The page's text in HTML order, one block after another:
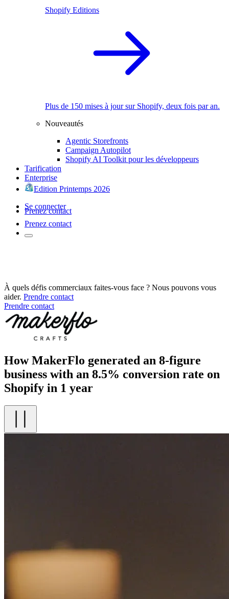
Shopify Editions
Plus de 150 mises à jour sur Shopify, deux fois par an.
Nouveautés
Agentic Storefronts
Campaign Autopilot
Shopify AI Toolkit pour les développeurs
Tarification
Enterprise
Edition Printemps 2026
Se connecter
Prenez contact
Prenez contact
À quels défis commerciaux faites-vous face ? Nous pouvons vous
aider. Prendre contact
Prendre contact
How MakerFlo generated an 8-figure
business with an 8.5% conversion rate on
Shopify in 1 year